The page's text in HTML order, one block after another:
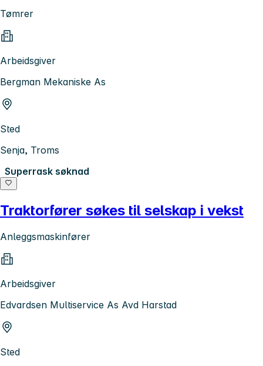
Tømrer
Arbeidsgiver
Bergman Mekaniske As
Sted
Senja, Troms
Superrask søknad
Traktorfører søkes til selskap i vekst
Anleggsmaskinfører
Arbeidsgiver
Edvardsen Multiservice As Avd Harstad
Sted